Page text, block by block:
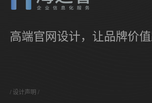
高端官网设计，让品牌价值
设计声明